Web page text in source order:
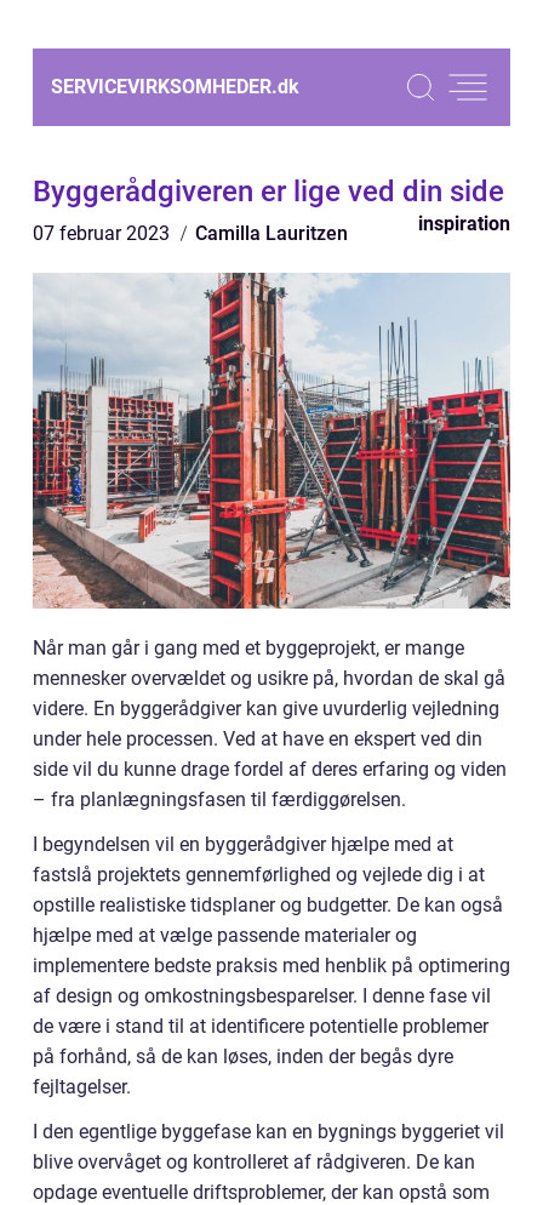
SERVICEVIRKSOMHEDER.dk
Byggerådgiveren er lige ved din side
07 februar 2023 Camilla Lauritzen inspiration
Når man går i gang med et byggeprojekt, er mange
mennesker overvældet og usikre på, hvordan de skal gå
videre. En byggerådgiver kan give uvurderlig vejledning
under hele processen. Ved at have en ekspert ved din
side vil du kunne drage fordel af deres erfaring og viden
– fra planlægningsfasen til færdiggørelsen.
I begyndelsen vil en byggerådgiver hjælpe med at
fastslå projektets gennemførlighed og vejlede dig i at
opstille realistiske tidsplaner og budgetter. De kan også
hjælpe med at vælge passende materialer og
implementere bedste praksis med henblik på optimering
af design og omkostningsbesparelser. I denne fase vil
de være i stand til at identificere potentielle problemer
på forhånd, så de kan løses, inden der begås dyre
fejltagelser.
I den egentlige byggefase kan en bygnings byggeriet vil
blive overvåget og kontrolleret af rådgiveren. De kan
opdage eventuelle driftsproblemer, der kan opstå som